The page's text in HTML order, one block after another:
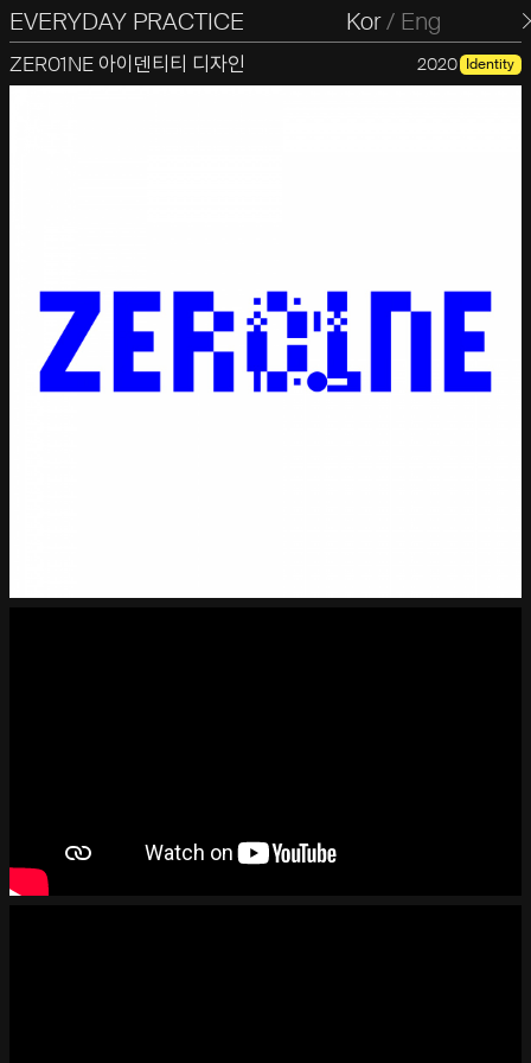
EVERYDAY PRACTICE
일상의실천 Kor/ Eng
ZER01NE 아이덴티티 디자인 2020 Identity